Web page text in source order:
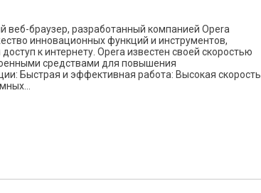
веб-браузер, разработанный компанией Opera
инновационных функций и инструментов,
к интернету. Opera известен своей скоростью
средствами для повышения
Быстрая и эффективная работа: Высокая скорость